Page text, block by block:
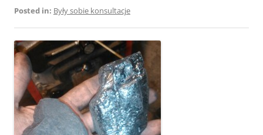
Posted in: Były sobie konsultacje